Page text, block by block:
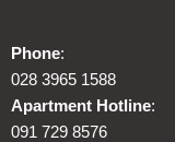
Phone:
028 3965 1588
Apartment Hotline:
091 729 8576